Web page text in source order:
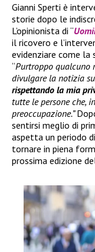
Gianni Sperti è
storie dopo le
L’opinionista di “
il ricovero e
evidenziare come la
“Purtroppo qualcuno
divulgare la notizia
rispettando la mia
tutte le persone che,
preoccupazione.”
sentirsi meglio di
aspetta un periodo
tornare in piena
prossima edizione